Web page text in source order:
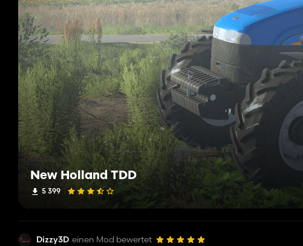
New Holland TDD
5 399
Dizzy3D einen Mod bewertet